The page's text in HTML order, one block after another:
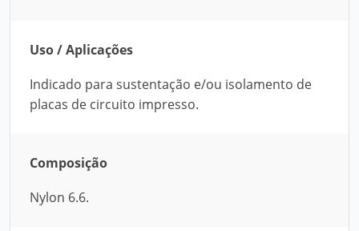
Uso / Aplicações
Indicado para sustentação e/ou isolamento de
placas de circuito impresso.
Composição
Nylon 6.6.